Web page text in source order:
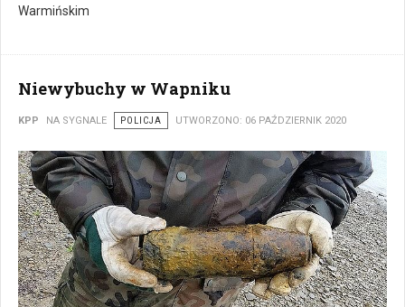
Warmińskim
Niewybuchy w Wapniku
KPP NA SYGNALE POLICJA UTWORZONO: 06 PAŹDZIERNIK 2020